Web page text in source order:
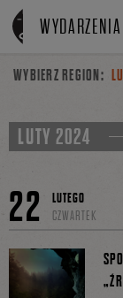
Linki do przejścia
WYBIERZ REGION:
LUTY 2024
22
LUTEGO
CZWARTEK